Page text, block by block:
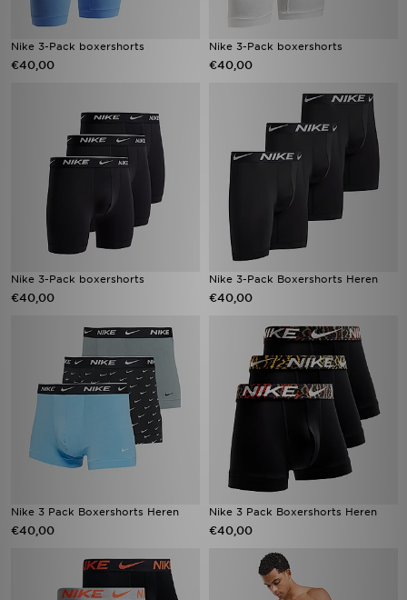
Nike 3-Pack boxershorts​
€40,00
Nike 3-Pack boxershorts​
€40,00
Nike 3-Pack boxershorts​
€40,00
Nike 3-Pack Boxershorts Heren
€40,00
Nike 3 Pack Boxershorts Heren
€40,00
Nike 3 Pack Boxershorts Heren
€40,00